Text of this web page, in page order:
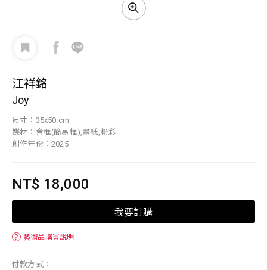
江祥銘
Joy
尺寸：35x50 cm
媒材：含框(簡易框),畫紙,粉彩
創作年份：2025
NT$ 18,000
我要訂購
？ 藝術品購買說明
付款方式：